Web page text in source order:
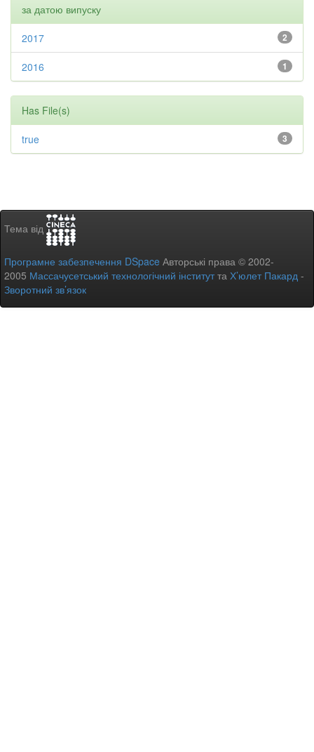
за датою випуску
2
2017
1
2016
Has File(s)
3
true
Тема від
Програмне забезпечення DSpace Авторські права © 2002-
2005 Массачусетський технологічний інститутта Х’юлет Пакард -
Зворотний зв’язок